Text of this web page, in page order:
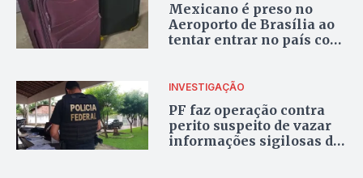
Mexicano é preso no
Aeroporto de Brasília ao
tentar entrar no país com
INVESTIGAÇÃO
PF faz operação contra
perito suspeito de vazar
informações sigilosas do